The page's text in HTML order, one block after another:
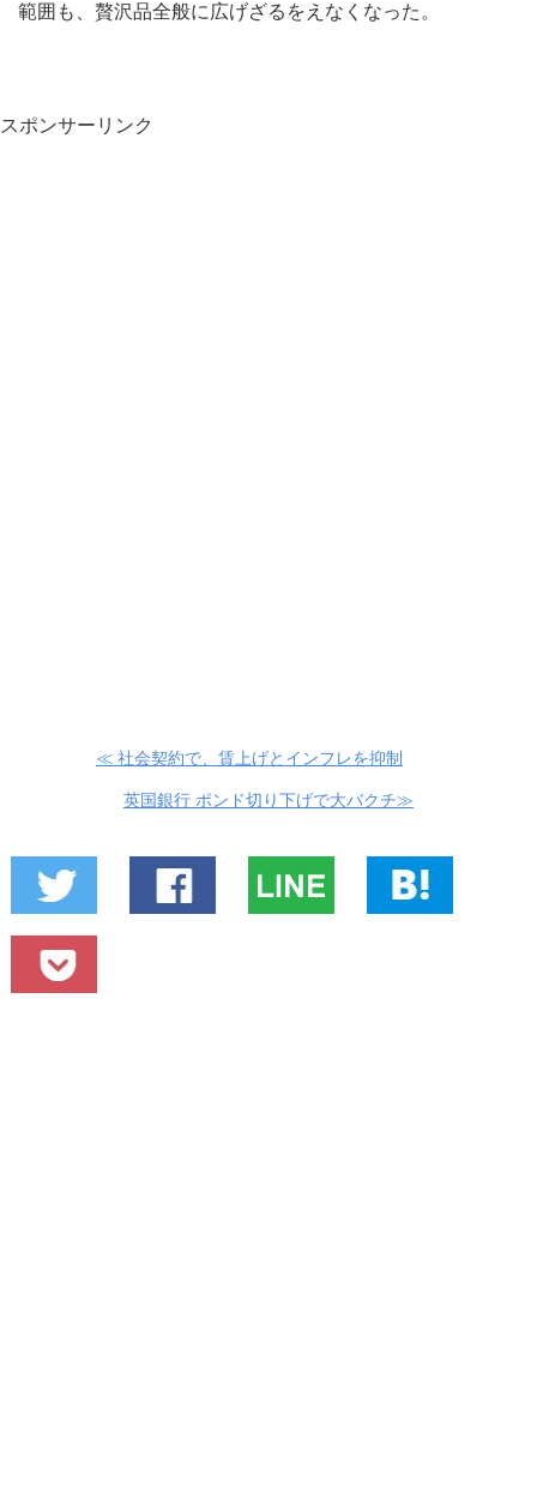
範囲も、贅沢品全般に広げざるをえなくなった。
スポンサーリンク
≪ 社会契約で、賃上げとインフレを抑制
英国銀行 ポンド切り下げで大バクチ≫